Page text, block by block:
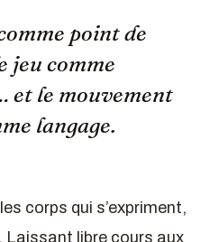
point de
jeu comme
et le mouvement
langage.
corps qui s’expriment,
libre cours aux